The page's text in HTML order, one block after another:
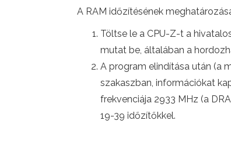
A RAM időzítésének
Töltse le a CPU-Z-t a
mutat be, általában a
A program elindítása után (a
szakaszban, információkat
frekvenciája 2933 MHz (a
19-39 időzítőkkel.